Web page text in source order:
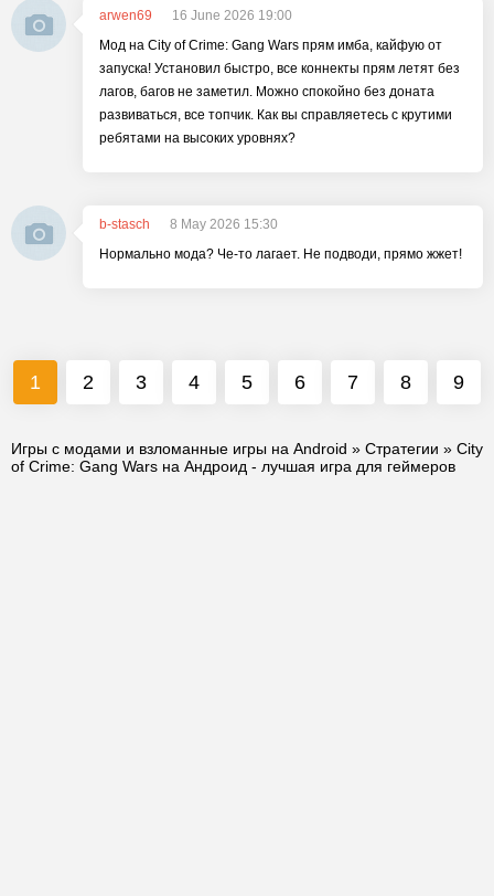
arwen69
16 June 2026 19:00
Мод на City of Crime: Gang Wars прям имба, кайфую от
запуска! Установил быстро, все коннекты прям летят без
лагов, багов не заметил. Можно спокойно без доната
развиваться, все топчик. Как вы справляетесь с крутими
ребятами на высоких уровнях?
b-stasch
8 May 2026 15:30
Нормально мода? Че-то лагает. Не подводи, прямо жжет!
1 2 3 4 5 6 7 8 9
Игры с модами и взломанные игры на Android » Стратегии » City
of Crime: Gang Wars на Андроид - лучшая игра для геймеров